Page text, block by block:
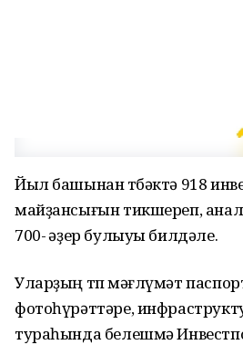
Йыл башынан төбәктә 918
майҙансығын тикшереп,
700-ө әҙер булыуы билдәле.
Уларҙың төп мәғлүмәт
фотоһүрәттәре,
тураһында белешмә